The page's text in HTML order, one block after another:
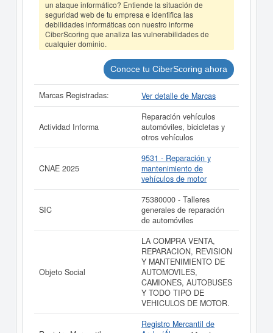
balances y cuentas de resultados disponibles.
La última actualización del informe de empresa se ha
realizado el 30/07/2026.
un ataque informático? Entiende la situación de
seguridad web de tu empresa e identifica las
debilidades informáticas con nuestro informe
CiberScoring que analiza las vulnerabilidades de
cualquier dominio.
Conoce tu CiberScoring ahora
Marcas Registradas: Ver detalle de Marcas
Actividad Informa
Reparación vehículos
automóviles, bicicletas y
otros vehículos
CNAE 2025
9531 - Reparación y
mantenimiento de
vehículos de motor
SIC
75380000 - Talleres
generales de reparación
de automóviles
Objeto Social
LA COMPRA VENTA,
REPARACION, REVISION
Y MANTENIMIENTO DE
AUTOMOVILES,
CAMIONES, AUTOBUSES
Y TODO TIPO DE
VEHICULOS DE MOTOR.
Registro Mercantil de